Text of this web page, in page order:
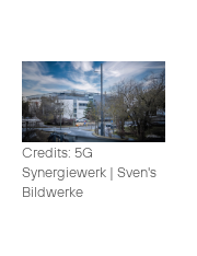
Credits: 5G
Synergiewerk | Sven's
Bildwerke